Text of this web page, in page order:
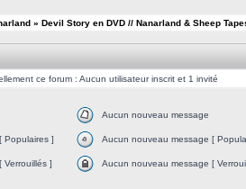
» Devil Story en DVD // Nanarland & Sheep
ce forum : Aucun utilisateur inscrit et 1 invité
Aucun nouveau message
Populaires ] Aucun nouveau message [
Verrouillés ] Aucun nouveau message [